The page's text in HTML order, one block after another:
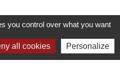
you control over what you want
all cookies Personalize